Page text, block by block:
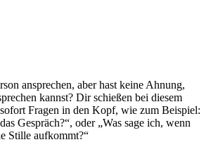
ansprechen, aber hast keine Ahnung,
kannst? Dir schießen bei diesem
Fragen in den Kopf, wie zum Beispiel:
Gespräch?“, oder „Was sage ich, wenn
Stille aufkommt?“